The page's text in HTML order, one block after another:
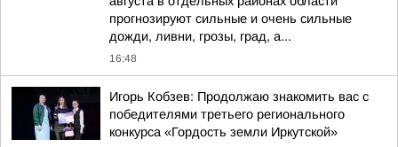
прогнозируют сильные и очень сильные
дожди, ливни, грозы, град, а...
16:48
Игорь Кобзев: Продолжаю знакомить вас с
победителями третьего регионального
конкурса «Гордость земли Иркутской»